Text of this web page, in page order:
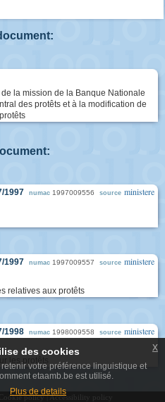
la mission de la Banque Nationale
des protêts et à la modification de
1997 numac 1997009556 source ministere
1997 numac 1997009557 source ministere
relatives aux protêts
1998 numac 1998009558 source ministere
les protêts
Cookie policy|Accessibility policy
des cookies
votre préférence linguistique et
etaamb.be est utilisé.
Plus de details
x